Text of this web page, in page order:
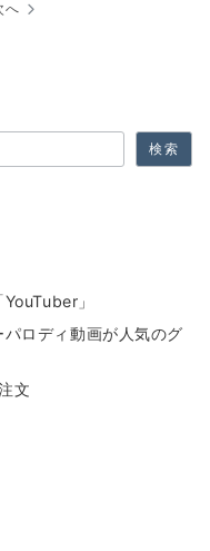
へ
検索
」
ロディ動画が人気のグ
文